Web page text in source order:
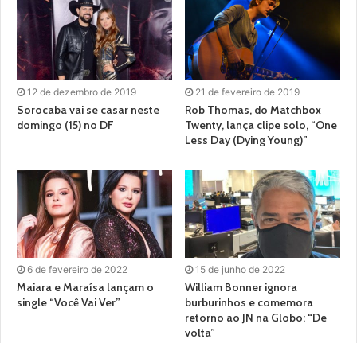
12 de dezembro de 2019
Sorocaba vai se casar neste
domingo (15) no DF
21 de fevereiro de 2019
Rob Thomas, do Matchbox
Twenty, lança clipe solo, “One
Less Day (Dying Young)”
6 de fevereiro de 2022
Maiara e Maraísa lançam o
single “Você Vai Ver”
15 de junho de 2022
William Bonner ignora
burburinhos e comemora
retorno ao JN na Globo: “De
volta”